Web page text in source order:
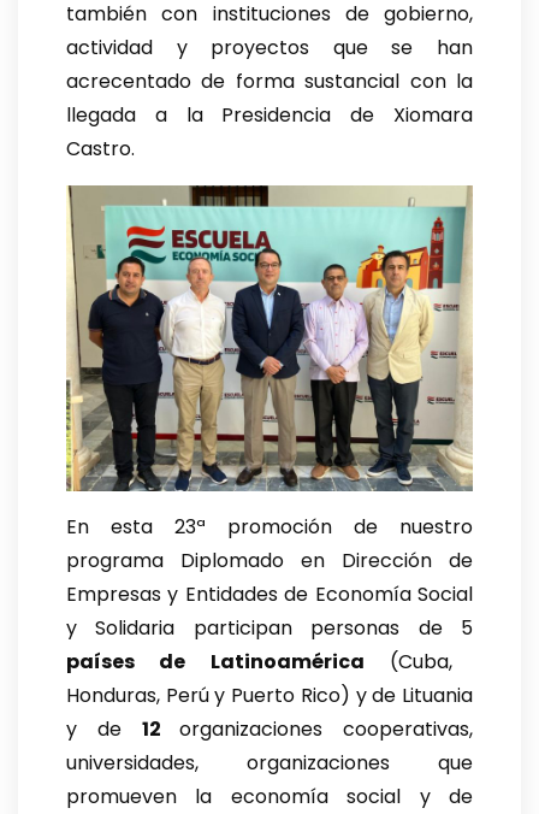
también con instituciones de gobierno,
actividad y proyectos que se han
acrecentado de forma sustancial con la
llegada a la Presidencia de Xiomara
Castro.
En esta 23ª promoción de nuestro
programa Diplomado en Dirección de
Empresas y Entidades de Economía Social
y Solidaria participan personas de 5
países de Latinoamérica (Cuba,
Honduras, Perú y Puerto Rico) y de Lituania
y de 12organizaciones cooperativas,
universidades, organizaciones que
promueven la economía social y de